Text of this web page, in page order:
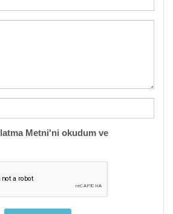
Metni'ni okudum ve